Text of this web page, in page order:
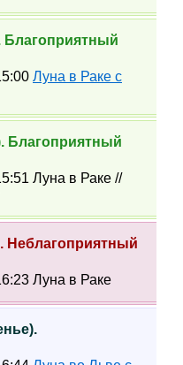
Благоприятный
Луна в Раке с
Благоприятный
Луна в Раке //
Неблагоприятный
Луна в Раке